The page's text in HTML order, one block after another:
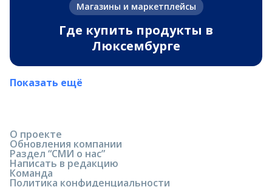
Магазины и маркетплейсы
Где купить продукты в
Люксембурге
Показать ещё
О проекте
Обновления компании
Раздел “СМИ о нас”
Написать в редакцию
Команда
Политика конфиденциальности